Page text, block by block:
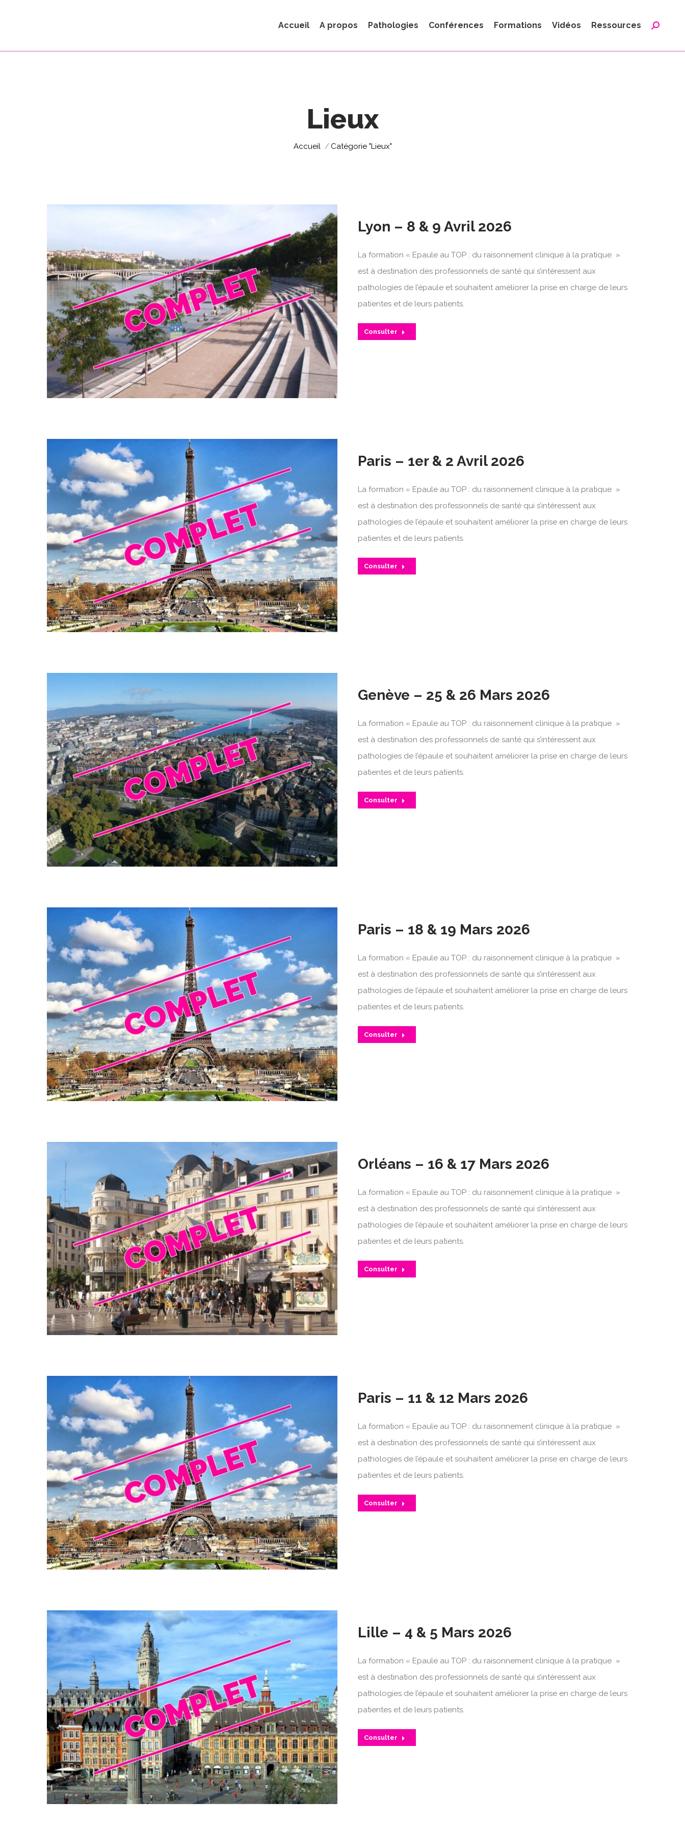
Accueil A propos Pathologies Conférences Formations Vidéos Ressources
Lieux
Vous êtes ici :
Accueil Catégorie "Lieux"
Lyon – 8 & 9 Avril 2026
La formation « Epaule au TOP : du raisonnement clinique à la pratique »
est à destination des professionnels de santé qui s’intéressent aux
pathologies de l’épaule et souhaitent améliorer la prise en charge de leurs
patientes et de leurs patients.
Consulter
Paris – 1er & 2 Avril 2026
La formation « Epaule au TOP : du raisonnement clinique à la pratique »
est à destination des professionnels de santé qui s’intéressent aux
pathologies de l’épaule et souhaitent améliorer la prise en charge de leurs
patientes et de leurs patients.
Consulter
Genève – 25 & 26 Mars 2026
La formation « Epaule au TOP : du raisonnement clinique à la pratique »
est à destination des professionnels de santé qui s’intéressent aux
pathologies de l’épaule et souhaitent améliorer la prise en charge de leurs
patientes et de leurs patients.
Consulter
Paris – 18 & 19 Mars 2026
La formation « Epaule au TOP : du raisonnement clinique à la pratique »
est à destination des professionnels de santé qui s’intéressent aux
pathologies de l’épaule et souhaitent améliorer la prise en charge de leurs
patientes et de leurs patients.
Consulter
Orléans – 16 & 17 Mars 2026
La formation « Epaule au TOP : du raisonnement clinique à la pratique »
est à destination des professionnels de santé qui s’intéressent aux
pathologies de l’épaule et souhaitent améliorer la prise en charge de leurs
patientes et de leurs patients.
Consulter
Paris – 11 & 12 Mars 2026
La formation « Epaule au TOP : du raisonnement clinique à la pratique »
est à destination des professionnels de santé qui s’intéressent aux
pathologies de l’épaule et souhaitent améliorer la prise en charge de leurs
patientes et de leurs patients.
Consulter
Lille – 4 & 5 Mars 2026
La formation « Epaule au TOP : du raisonnement clinique à la pratique »
est à destination des professionnels de santé qui s’intéressent aux
pathologies de l’épaule et souhaitent améliorer la prise en charge de leurs
patientes et de leurs patients.
Consulter